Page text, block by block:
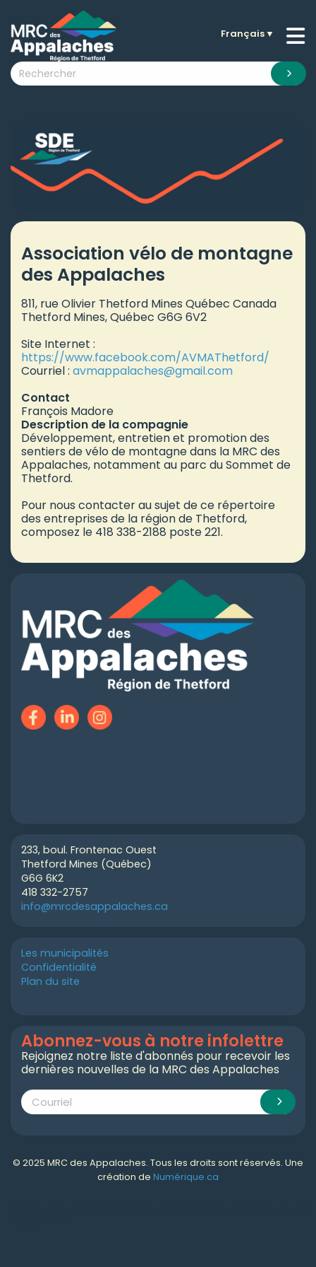
submenu (La MRC )
submenu (Citoyens )
submenu (Nouvelles )
submenu (Documentation )
Français▼
Association vélo de montagne
des Appalaches
811, rue Olivier Thetford Mines Québec Canada
Thetford Mines, Québec G6G 6V2
Site Internet :
https://www.facebook.com/AVMAThetford/
Courriel : avmappalaches@gmail.com
Contact
François Madore
Description de la compagnie
Développement, entretien et promotion des
sentiers de vélo de montagne dans la MRC des
Appalaches, notamment au parc du Sommet de
Thetford.
Pour nous contacter au sujet de ce répertoire
des entreprises de la région de Thetford,
composez le 418 338-2188 poste 221.
233, boul. Frontenac Ouest
Thetford Mines (Québec)
G6G 6K2
418 332-2757
info@mrcdesappalaches.ca
Les municipalités
Confidentialité
Plan du site
Abonnez-vous à notre infolettre
Rejoignez notre liste d'abonnés pour recevoir les
dernières nouvelles de la MRC des Appalaches
© 2025 MRC des Appalaches. Tous les droits sont réservés. Une
création de Numérique.ca